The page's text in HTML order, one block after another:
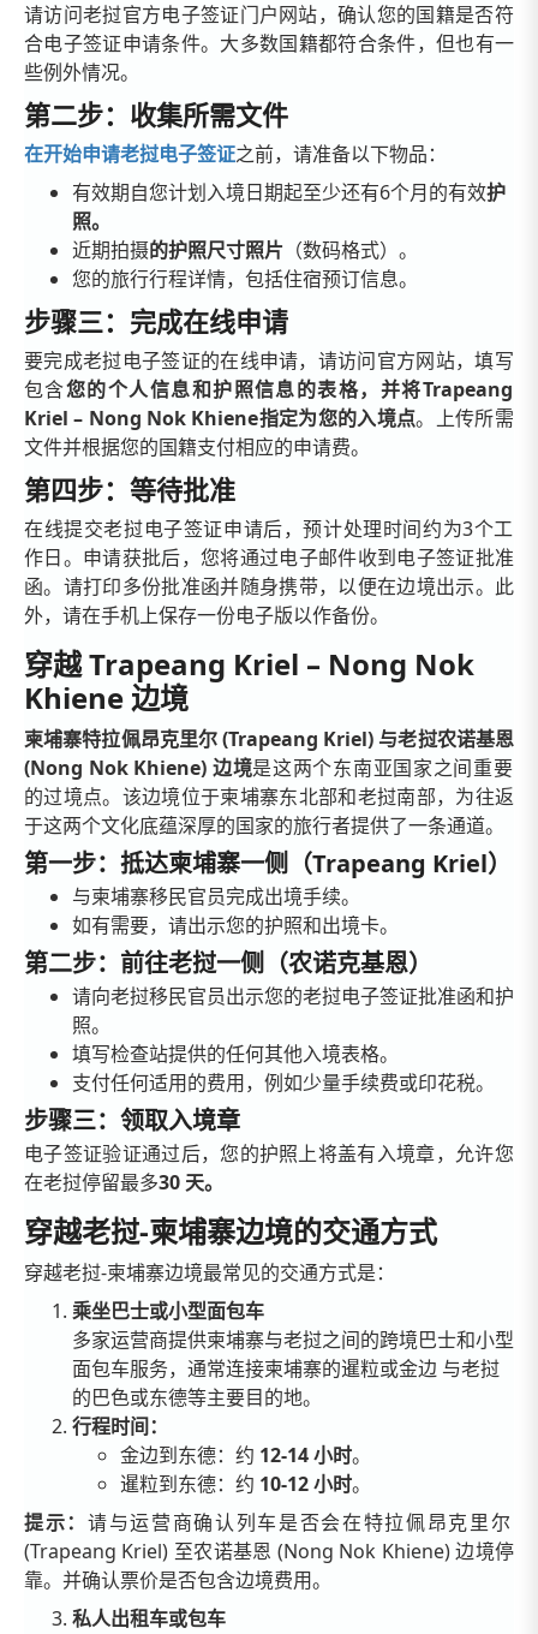
请访问老挝官方电子签证门户网站，确认您的国籍是否符
合电子签证申请条件。大多数国籍都符合条件，但也有一
些例外情况。
第二步：收集所需文件
在开始申请老挝电子签证之前，请准备以下物品：
有效期自您计划入境日期起至少还有6个月的有效护
照。
近期拍摄的护照尺寸照片 （数码格式）。
您的旅行行程详情，包括住宿预订信息。
步骤三：完成在线申请
要完成老挝电子签证的在线申请，请访问官方网站，填写
包含您的个人信息和护照信息的表格，并将Trapeang
Kriel – Nong Nok Khiene指定为您的入境点。上传所需
文件并根据您的国籍支付相应的申请费。
第四步：等待批准
在线提交老挝电子签证申请后，预计处理时间约为3个工
作日。申请获批后，您将通过电子邮件收到电子签证批准
函。请打印多份批准函并随身携带，以便在边境出示。此
外，请在手机上保存一份电子版以作备份。
穿越 Trapeang Kriel – Nong Nok
Khiene 边境
柬埔寨特拉佩昂克里尔 (Trapeang Kriel) 与老挝农诺基恩
(Nong Nok Khiene) 边境是这两个东南亚国家之间重要
的过境点。该边境位于柬埔寨东北部和老挝南部，为往返
于这两个文化底蕴深厚的国家的旅行者提供了一条通道。
第一步：抵达柬埔寨一侧（Trapeang Kriel）
与柬埔寨移民官员完成出境手续。
如有需要，请出示您的护照和出境卡。
第二步：前往老挝一侧（农诺克基恩）
请向老挝移民官员出示您的老挝电子签证批准函和护
照。
填写检查站提供的任何其他入境表格。
支付任何适用的费用，例如少量手续费或印花税。
步骤三：领取入境章
电子签证验证通过后，您的护照上将盖有入境章，允许您
在老挝停留最多30 天。
穿越老挝-柬埔寨边境的交通方式
穿越老挝-柬埔寨边境最常见的交通方式是：
乘坐巴士或小型面包车
多家运营商提供柬埔寨与老挝之间的跨境巴士和小型
面包车服务，通常连接柬埔寨的暹粒或金边 与老挝
的巴色或东德等主要目的地。
行程时间：
金边到东德：约 12-14 小时。
暹粒到东德：约 10-12 小时。
提示： 请与运营商确认列车是否会在特拉佩昂克里尔
(Trapeang Kriel) 至农诺基恩 (Nong Nok Khiene) 边境停
靠。并确认票价是否包含边境费用。
私人出租车或包车